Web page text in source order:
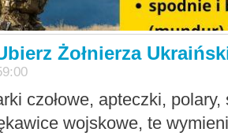
Żołnierza
czołowe, apteczki,
wojskowe, te